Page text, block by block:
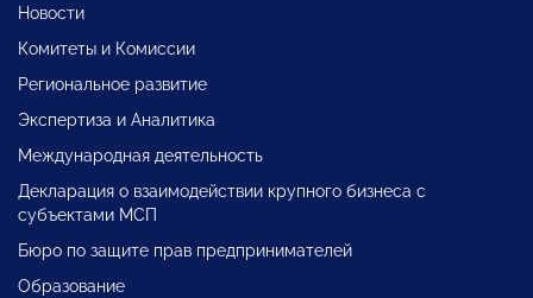
Новости
Комитеты и Комиссии
Региональное развитие
Экспертиза и Аналитика
Международная деятельность
Декларация о взаимодействии крупного бизнеса с
субъектами МСП
Бюро по защите прав предпринимателей
Образование